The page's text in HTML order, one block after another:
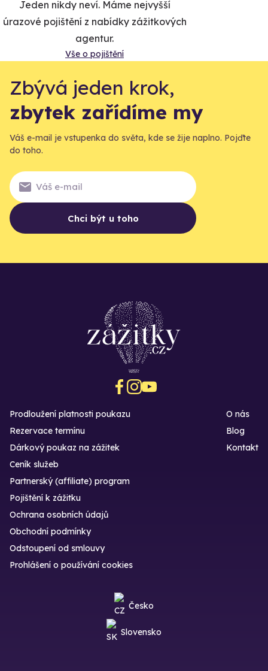
Jeden nikdy neví. Máme nejvyšší
úrazové pojištění z nabídky zážitkových
agentur.
Vše o pojištění
Zbývá jeden krok,
zbytek zařídíme my
Váš e-mail je vstupenka do světa, kde se žije naplno. Pojďte
do toho.
Chci být u toho
Prodloužení platnosti poukazu
Rezervace termínu
Dárkový poukaz na zážitek
O nás
Blog
Kontakt
Ceník služeb
Partnerský (affiliate) program
Pojištění k zážitku
Ochrana osobních údajů
Obchodní podmínky
Odstoupení od smlouvy
Prohlášení o používání cookies
Česko
Slovensko